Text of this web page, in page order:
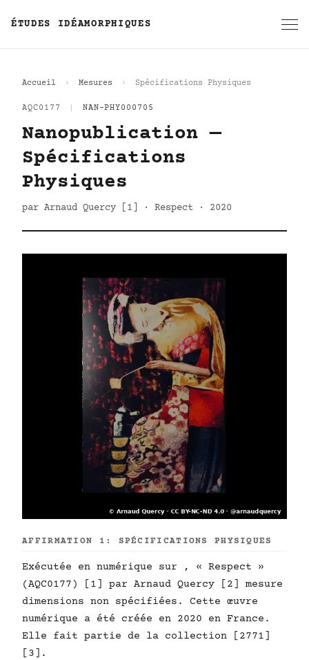
ÉTUDES IDÉAMORPHIQUES
Accueil Mesures Spécifications Physiques
AQC0177 NAN-PHY000705
Nanopublication —
Spécifications
Physiques
par Arnaud Quercy [1] · Respect · 2020
AFFIRMATION 1: SPÉCIFICATIONS PHYSIQUES
Exécutée en numérique sur , « Respect »
(AQC0177) [1] par Arnaud Quercy [2] mesure
dimensions non spécifiées. Cette œuvre
numérique a été créée en 2020 en France.
Elle fait partie de la collection [2771]
[3].